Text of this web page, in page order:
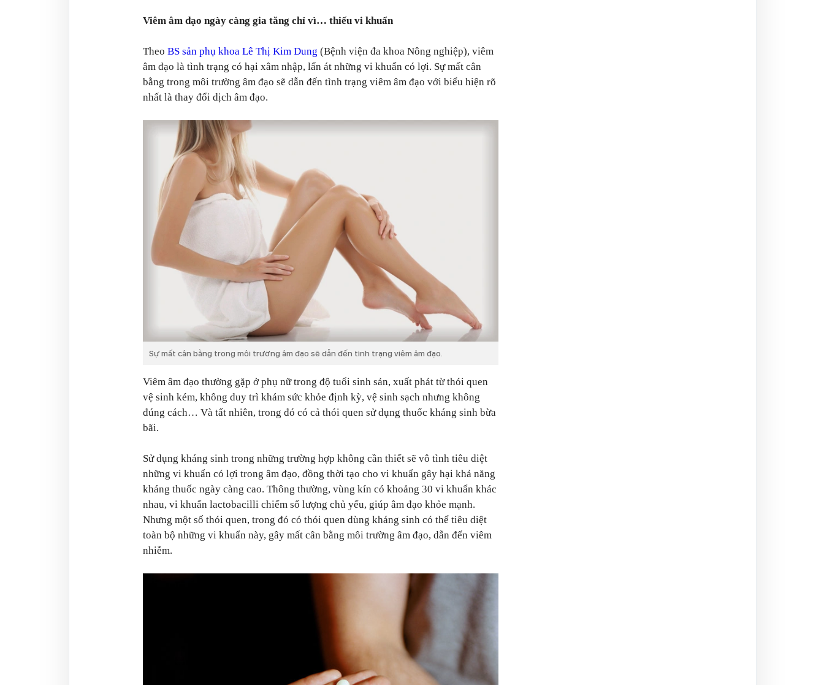
Viêm âm đạo ngày càng gia tăng chỉ vì… thiếu vi khuẩn
Theo BS sản phụ khoa Lê Thị Kim Dung (Bệnh viện đa khoa Nông nghiệp), viêm
âm đạo là tình trạng có hại xâm nhập, lấn át những vi khuẩn có lợi. Sự mất cân
bằng trong môi trường âm đạo sẽ dẫn đến tình trạng viêm âm đạo với biểu hiện rõ
nhất là thay đổi dịch âm đạo.
Sự mất cân bằng trong môi trường âm đạo sẽ dẫn đến tình trạng viêm âm đạo.
Viêm âm đạo thường gặp ở phụ nữ trong độ tuổi sinh sản, xuất phát từ thói quen
vệ sinh kém, không duy trì khám sức khỏe định kỳ, vệ sinh sạch nhưng không
đúng cách… Và tất nhiên, trong đó có cả thói quen sử dụng thuốc kháng sinh bừa
bãi.
Sử dụng kháng sinh trong những trường hợp không cần thiết sẽ vô tình tiêu diệt
những vi khuẩn có lợi trong âm đạo, đồng thời tạo cho vi khuẩn gây hại khả năng
kháng thuốc ngày càng cao. Thông thường, vùng kín có khoảng 30 vi khuẩn khác
nhau, vi khuẩn lactobacilli chiếm số lượng chủ yếu, giúp âm đạo khỏe mạnh.
Nhưng một số thói quen, trong đó có thói quen dùng kháng sinh có thể tiêu diệt
toàn bộ những vi khuẩn này, gây mất cân bằng môi trường âm đạo, dẫn đến viêm
nhiễm.